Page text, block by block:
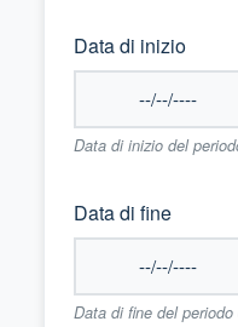
Data di inizio
Data di inizio del
Data di fine
Data di fine del periodo